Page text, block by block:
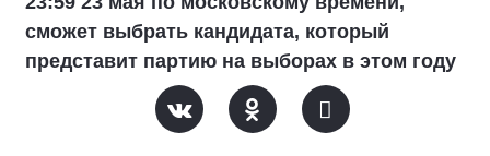
сможет выбрать кандидата, который
представит партию на выборах в этом году